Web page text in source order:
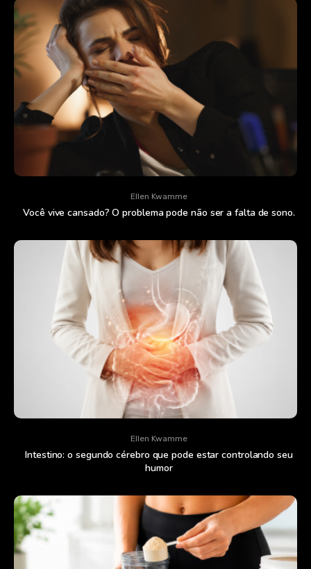
Ellen Kwamme
Você vive cansado? O problema pode não ser a falta de sono.
Ellen Kwamme
Intestino: o segundo cérebro que pode estar controlando seu
humor